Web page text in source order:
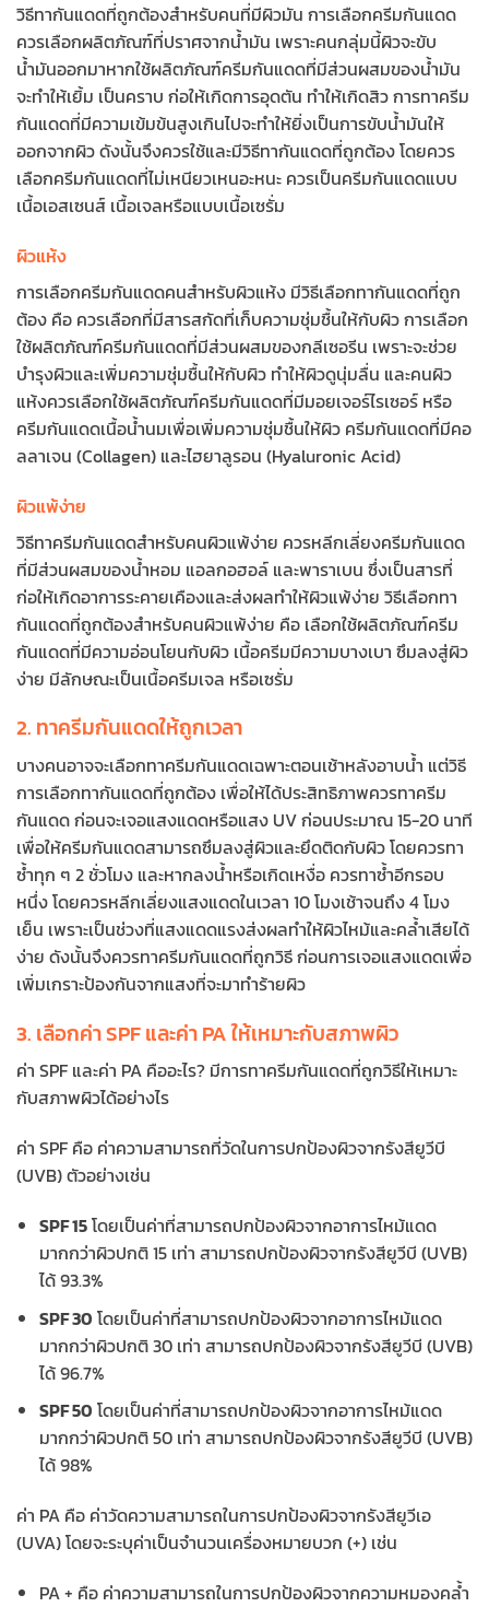
วิธีทากันแดดที่ถูกต้องสำหรับคนที่มีผิวมัน การเลือกครีมกันแดด
ควรเลือกผลิตภัณฑ์ที่ปราศจากน้ำมัน เพราะคนกลุ่มนี้ผิวจะขับ
น้ำมันออกมาหากใช้ผลิตภัณฑ์ครีมกันแดดที่มีส่วนผสมของน้ำมัน
จะทำให้เยิ้ม เป็นคราบ ก่อให้เกิดการอุดตัน ทำให้เกิดสิว การทาครีม
กันแดดที่มีความเข้มข้นสูงเกินไปจะทำให้ยิ่งเป็นการขับน้ำมันให้
ออกจากผิว ดังนั้นจึงควรใช้และมีวิธีทากันแดดที่ถูกต้อง โดยควร
เลือกครีมกันแดดที่ไม่เหนียวเหนอะหนะ ควรเป็นครีมกันแดดแบบ
เนื้อเอสเซนส์ เนื้อเจลหรือแบบเนื้อเซรั่ม
ผิวแห้ง
การเลือกครีมกันแดดคนสำหรับผิวแห้ง มีวิธีเลือกทากันแดดที่ถูก
ต้อง คือ ควรเลือกที่มีสารสกัดที่เก็บความชุ่มชื้นให้กับผิว การเลือก
ใช้ผลิตภัณฑ์ครีมกันแดดที่มีส่วนผสมของกลีเซอรีน เพราะจะช่วย
บำรุงผิวและเพิ่มความชุ่มชื้นให้กับผิว ทำให้ผิวดูนุ่มลื่น และคนผิว
แห้งควรเลือกใช้ผลิตภัณฑ์ครีมกันแดดที่มีมอยเจอร์ไรเซอร์ หรือ
ครีมกันแดดเนื้อน้ำนมเพื่อเพิ่มความชุ่มชื้นให้ผิว ครีมกันแดดที่มีคอ
ลลาเจน (Collagen) และไฮยาลูรอน (Hyaluronic Acid)
ผิวแพ้ง่าย
วิธีทาครีมกันแดดสำหรับคนผิวแพ้ง่าย ควรหลีกเลี่ยงครีมกันแดด
ที่มีส่วนผสมของน้ำหอม แอลกอฮอล์ และพาราเบน ซึ่งเป็นสารที่
ก่อให้เกิดอาการระคายเคืองและส่งผลทำให้ผิวแพ้ง่าย วิธีเลือกทา
กันแดดที่ถูกต้องสำหรับคนผิวแพ้ง่าย คือ เลือกใช้ผลิตภัณฑ์ครีม
กันแดดที่มีความอ่อนโยนกับผิว เนื้อครีมมีความบางเบา ซึมลงสู่ผิว
ง่าย มีลักษณะเป็นเนื้อครีมเจล หรือเซรั่ม
2. ทาครีมกันแดดให้ถูกเวลา
บางคนอาจจะเลือกทาครีมกันแดดเฉพาะตอนเช้าหลังอาบน้ำ แต่วิธี
การเลือกทากันแดดที่ถูกต้อง เพื่อให้ได้ประสิทธิภาพควรทาครีม
กันแดด ก่อนจะเจอแสงแดดหรือแสง UV ก่อนประมาณ 15-20 นาที
เพื่อให้ครีมกันแดดสามารถซึมลงสู่ผิวและยึดติดกับผิว โดยควรทา
ซ้ำทุก ๆ 2 ชั่วโมง และหากลงน้ำหรือเกิดเหงื่อ ควรทาซ้ำอีกรอบ
หนึ่ง โดยควรหลีกเลี่ยงแสงแดดในเวลา 10 โมงเช้าจนถึง 4 โมง
เย็น เพราะเป็นช่วงที่แสงแดดแรงส่งผลทำให้ผิวไหม้และคล้ำเสียได้
ง่าย ดังนั้นจึงควรทาครีมกันแดดที่ถูกวิธี ก่อนการเจอแสงแดดเพื่อ
เพิ่มเกราะป้องกันจากแสงที่จะมาทำร้ายผิว
3. เลือกค่า SPF และค่า PA ให้เหมาะกับสภาพผิว
ค่า SPF และค่า PA คืออะไร? มีการทาครีมกันแดดที่ถูกวิธีให้เหมาะ
กับสภาพผิวได้อย่างไร
ค่า SPF คือ ค่าความสามารถที่วัดในการปกป้องผิวจากรังสียูวีบี
(UVB) ตัวอย่างเช่น
SPF 15โดยเป็นค่าที่สามารถปกป้องผิวจากอาการไหม้แดด
มากกว่าผิวปกติ 15 เท่า สามารถปกป้องผิวจากรังสียูวีบี (UVB)
ได้ 93.3%
SPF 30 โดยเป็นค่าที่สามารถปกป้องผิวจากอาการไหม้แดด
มากกว่าผิวปกติ 30 เท่า สามารถปกป้องผิวจากรังสียูวีบี (UVB)
ได้ 96.7%
SPF 50 โดยเป็นค่าที่สามารถปกป้องผิวจากอาการไหม้แดด
มากกว่าผิวปกติ 50 เท่า สามารถปกป้องผิวจากรังสียูวีบี (UVB)
ได้ 98%
ค่า PA คือ ค่าวัดความสามารถในการปกป้องผิวจากรังสียูวีเอ
(UVA) โดยจะระบุค่าเป็นจำนวนเครื่องหมายบวก (+) เช่น
PA + คือ ค่าความสามารถในการปกป้องผิวจากความหมองคล้ำ